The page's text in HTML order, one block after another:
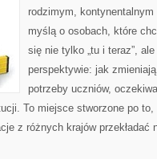
rodzimym,
myślą o osobach, które
się nie tylko „tu i teraz”,
perspektywie: jak
potrzeby uczniów,
To miejsce stworzone po
z różnych krajów przekładać